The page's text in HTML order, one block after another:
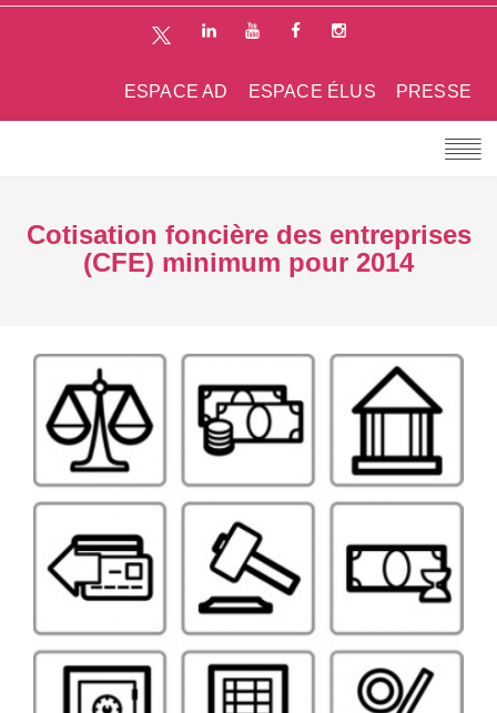
PRESSE
ESPACE ÉLUS
ESPACE AD
Cotisation foncière des entreprises
(CFE) minimum pour 2014